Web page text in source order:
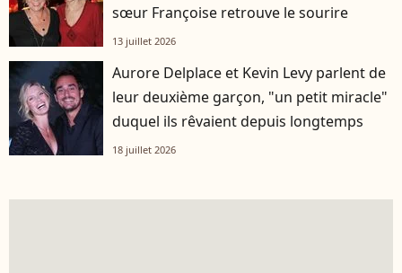
sœur Françoise retrouve le sourire
13 juillet 2026
Aurore Delplace et Kevin Levy parlent de
leur deuxième garçon, "un petit miracle"
duquel ils rêvaient depuis longtemps
18 juillet 2026